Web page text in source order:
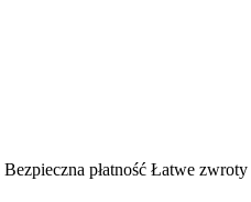
Bezpieczna płatność Łatwe zwroty